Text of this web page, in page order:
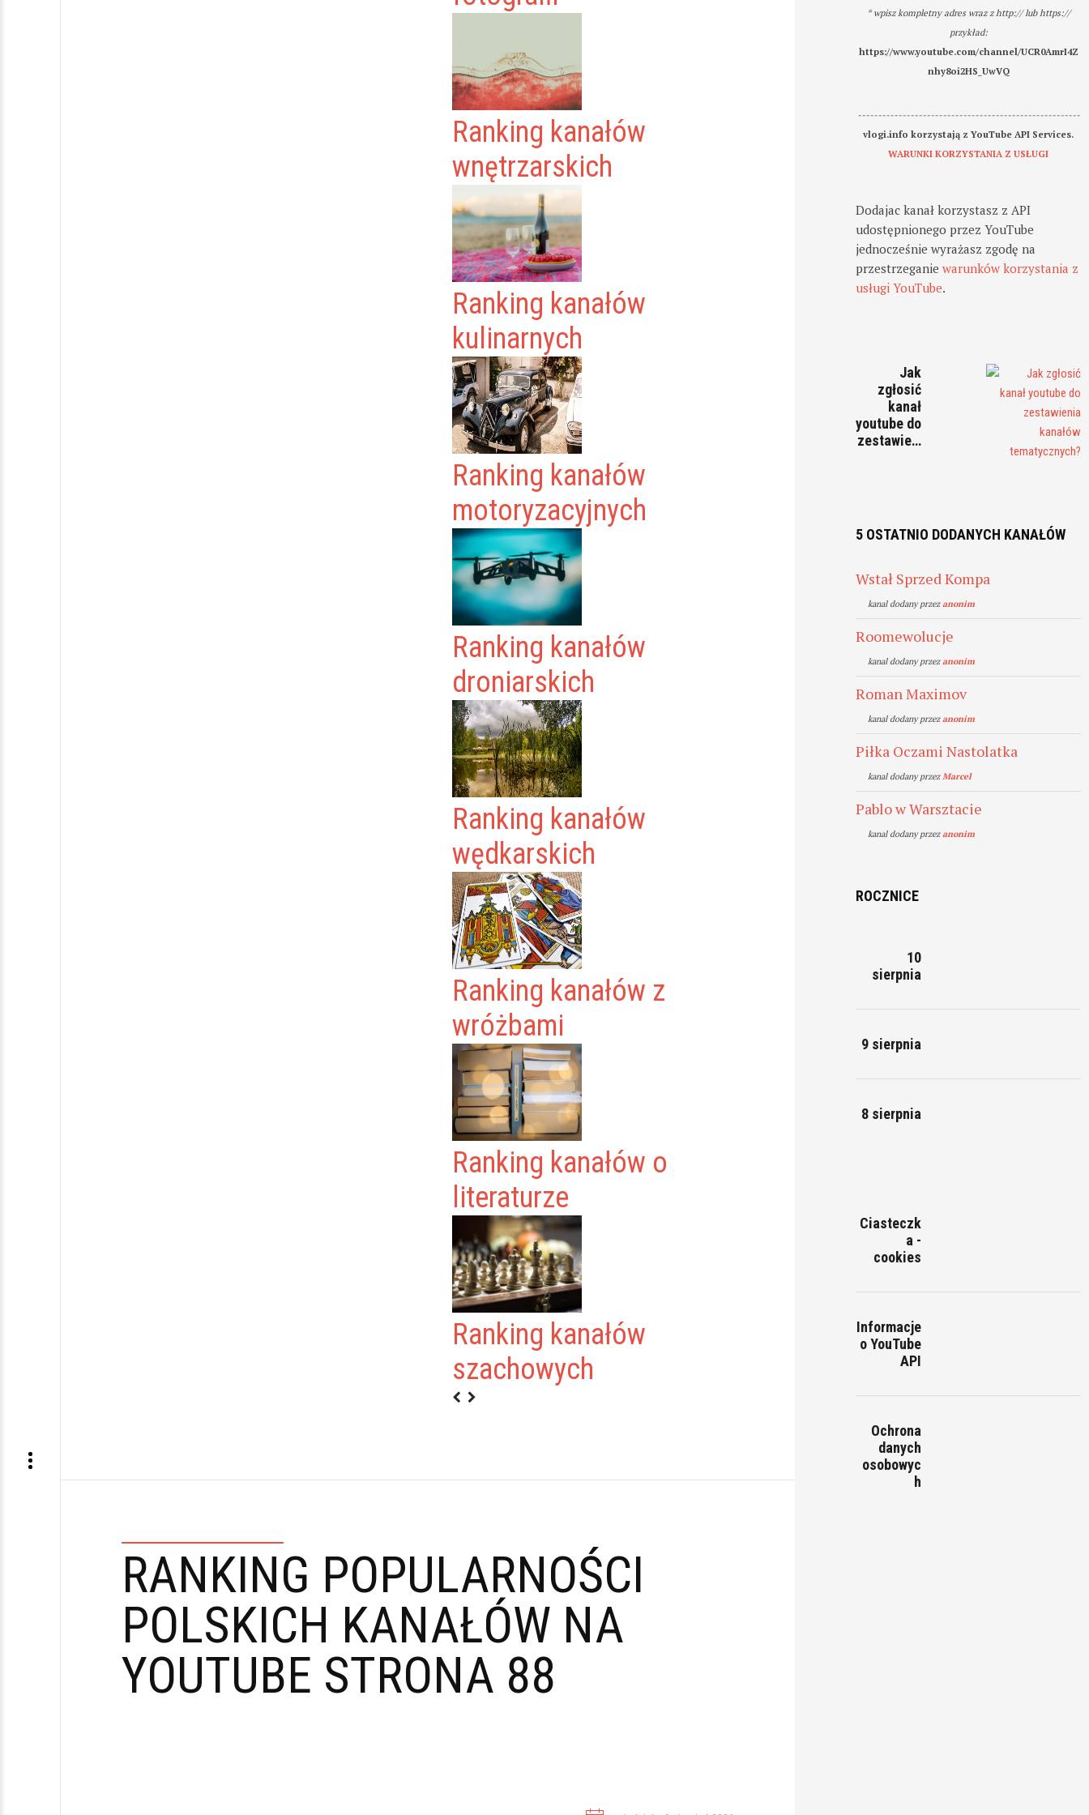
Ranking kanałów
wnętrzarskich
Ranking kanałów
kulinarnych
Ranking kanałów
motoryzacyjnych
Ranking kanałów
droniarskich
Ranking kanałów
wędkarskich
Ranking kanałów z
wróżbami
Ranking kanałów o
literaturze
Ranking kanałów
szachowych
RANKING POPULARNOŚCI
POLSKICH KANAŁÓW NA
YOUTUBE STRONA 88
* wpisz kompletny adres wraz z http:// lub https://
przykład:
https://www.youtube.com/channel/UCR0AmrI4Z
nhy8oi2HS_UwVQ
-------------------------------------------------------
vlogi.info korzystają z YouTube API Services.
WARUNKI KORZYSTANIA Z USŁUGI
Dodajac kanał korzystasz z API
udostępnionego przez YouTube
jednocześnie wyrażasz zgodę na
przestrzeganiewarunków korzystania z
usługi YouTube.
Jak
zgłosić
kanał
youtube do
zestawie…
5 OSTATNIO DODANYCH KANAŁÓW
Wstał Sprzed Kompa
kanal dodany przezanonim
Roomewolucje
kanal dodany przezanonim
Roman Maximov
kanal dodany przezanonim
Piłka Oczami Nastolatka
kanal dodany przezMarcel
Pablo w Warsztacie
kanal dodany przezanonim
ROCZNICE
10
sierpnia
9 sierpnia
8 sierpnia
Ciasteczk
a -
cookies
Informacje
o YouTube
API
Ochrona
danych
osobowyc
h